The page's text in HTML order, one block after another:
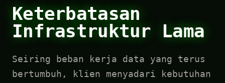
Keterbatasan
Infrastruktur Lama
Seiring beban kerja data yang terus
bertumbuh, klien menyadari kebutuhan